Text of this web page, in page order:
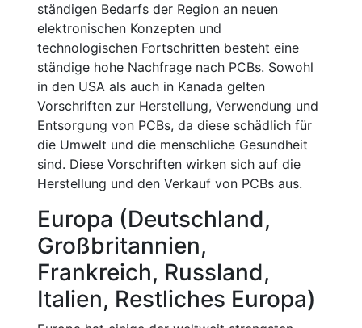
ständigen Bedarfs der Region an neuen
elektronischen Konzepten und
technologischen Fortschritten besteht eine
ständige hohe Nachfrage nach PCBs. Sowohl
in den USA als auch in Kanada gelten
Vorschriften zur Herstellung, Verwendung und
Entsorgung von PCBs, da diese schädlich für
die Umwelt und die menschliche Gesundheit
sind. Diese Vorschriften wirken sich auf die
Herstellung und den Verkauf von PCBs aus.
Europa (Deutschland,
Großbritannien,
Frankreich, Russland,
Italien, Restliches Europa)